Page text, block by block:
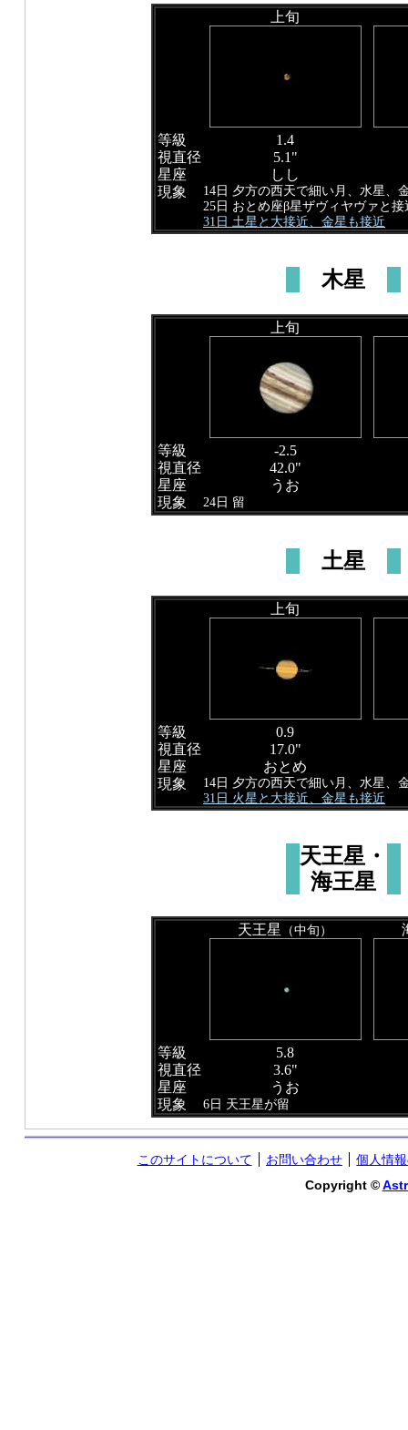
上旬
等級
1.4
視直径
5.1"
星座
しし
現象
14日 夕方の西天で細い月、水星、
25日 おとめ座β星ザヴィヤヴァと接
31日 土星と大接近、金星も接近
木星
上旬
等級
-2.5
視直径
42.0"
星座
うお
現象
24日 留
土星
上旬
等級
0.9
視直径
17.0"
星座
おとめ
現象
14日 夕方の西天で細い月、水星、
31日 火星と大接近、金星も接近
天王星・
海王星
天王星 （中旬）
等級
5.8
視直径
3.6"
星座
うお
現象
6日 天王星が留
このサイトについて お問い合わせ
個人情
Copyright ©